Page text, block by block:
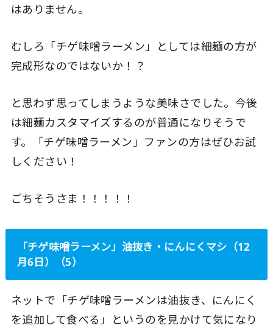
はありません。
むしろ「チゲ味噌ラーメン」としては細麺の方が
完成形なのではないか！？
と思わず思ってしまうような美味さでした。今後
は細麺カスタマイズするのが普通になりそうで
す。「チゲ味噌ラーメン」ファンの方はぜひお試
しください！
ごちそうさま！！！！！
「チゲ味噌ラーメン」油抜き・にんにくマシ（12
月6日）（5）
ネットで「チゲ味噌ラーメンは油抜き、にんにく
を追加して食べる」というのを見かけて気になり